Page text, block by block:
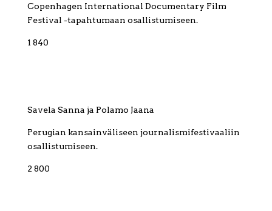
Copenhagen International Documentary Film
Festival -tapahtumaan osallistumiseen.
1 840
Savela Sanna ja Polamo Jaana
Perugian kansainväliseen journalismifestivaaliin
osallistumiseen.
2 800